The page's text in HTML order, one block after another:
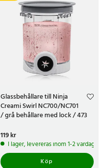
Glassbehållare till Ninja
Creami Swirl NC700/NC701
/ grå behållare med lock / 473
Pris:119 kr
119 kr
I lager, levereras inom 1-2 vardagar
Köp